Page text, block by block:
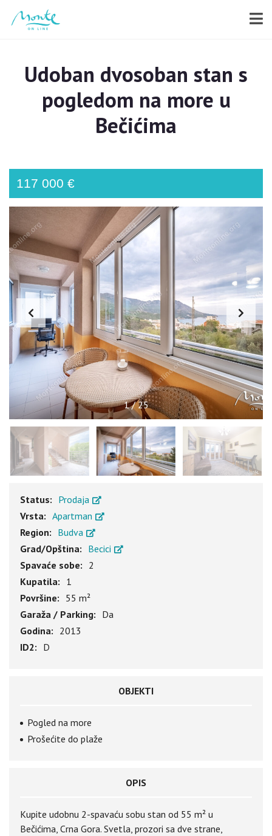
Udoban dvosoban stan s
pogledom na more u
Bečićima
117 000 €
1/25
Status: Prodaja
Vrsta: Apartman
Region: Budva
Grad/Opština: Becici
Spavaće sobe: 2
Kupatila: 1
Površine: 55 m²
Garaža / Parking: Da
Godina: 2013
ID2: D
OBJEKTI
Pogled na more
Prošećite do plaže
OPIS
Kupite udobnu 2-spavaću sobu stan od 55 m² u
Bečićima, Crna Gora. Svetla, prozori sa dve strane,